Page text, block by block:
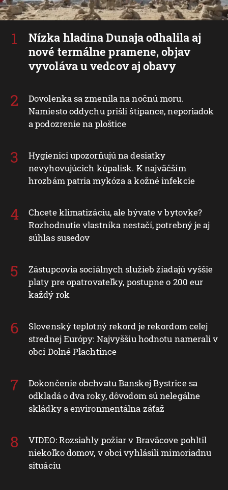
Nízka hladina Dunaja odhalila aj
nové termálne pramene, objav
vyvoláva u vedcov aj obavy
Dovolenka sa zmenila na nočnú moru.
Namiesto oddychu prišli štípance, neporiadok
a podozrenie na ploštice
Hygienici upozorňujú na desiatky
nevyhovujúcich kúpalísk. K najväčším
hrozbám patria mykóza a kožné infekcie
Chcete klimatizáciu, ale bývate v bytovke?
Rozhodnutie vlastníka nestačí, potrebný je aj
súhlas susedov
Zástupcovia sociálnych služieb žiadajú vyššie
platy pre opatrovateľky, postupne o 200 eur
každý rok
Slovenský teplotný rekord je rekordom celej
strednej Európy: Najvyššiu hodnotu namerali v
obci Dolné Plachtince
Dokončenie obchvatu Banskej Bystrice sa
odkladá o dva roky, dôvodom sú nelegálne
skládky a environmentálna záťaž
VIDEO: Rozsiahly požiar v Braväcove pohltil
niekoľko domov, v obci vyhlásili mimoriadnu
situáciu